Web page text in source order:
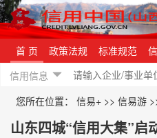
首 页 政策法规 标准规范
信用信息
您所在位置： 信易+ >> 信易游
山东四城“信用大集”启